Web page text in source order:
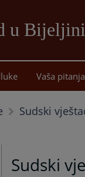
u Bijeljini
Vaša pitanja
Sudski
Sudski